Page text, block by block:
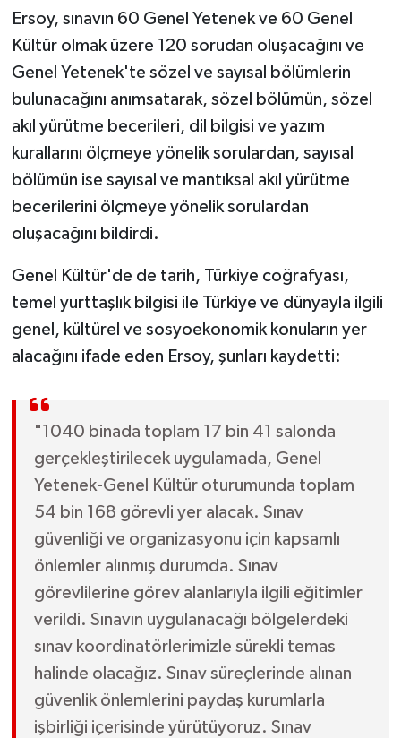
Ersoy, sınavın 60 Genel Yetenek ve 60 Genel
Kültür olmak üzere 120 sorudan oluşacağını ve
Genel Yetenek'te sözel ve sayısal bölümlerin
bulunacağını anımsatarak, sözel bölümün, sözel
akıl yürütme becerileri, dil bilgisi ve yazım
kurallarını ölçmeye yönelik sorulardan, sayısal
bölümün ise sayısal ve mantıksal akıl yürütme
becerilerini ölçmeye yönelik sorulardan
oluşacağını bildirdi.
Genel Kültür'de de tarih, Türkiye coğrafyası,
temel yurttaşlık bilgisi ile Türkiye ve dünyayla ilgili
genel, kültürel ve sosyoekonomik konuların yer
alacağını ifade eden Ersoy, şunları kaydetti:
"1040 binada toplam 17 bin 41 salonda
gerçekleştirilecek uygulamada, Genel
Yetenek-Genel Kültür oturumunda toplam
54 bin 168 görevli yer alacak. Sınav
güvenliği ve organizasyonu için kapsamlı
önlemler alınmış durumda. Sınav
görevlilerine görev alanlarıyla ilgili eğitimler
verildi. Sınavın uygulanacağı bölgelerdeki
sınav koordinatörlerimizle sürekli temas
halinde olacağız. Sınav süreçlerinde alınan
güvenlik önlemlerini paydaş kurumlarla
işbirliği içerisinde yürütüyoruz. Sınav